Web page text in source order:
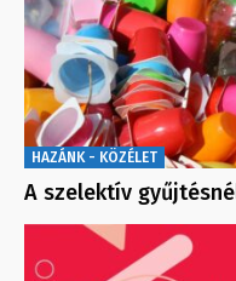
HAZÁNK - KÖZÉLET
A szelektív